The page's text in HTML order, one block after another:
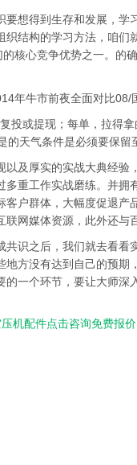
想得到生存和发展，
织结构的学习方法，咱
的核心竞争优势之一。
年牛市前夜全面对比08/
投或提现；每单，拉得
天气条件是必须要保留
及厚实的实战大典经
多重工作实战磨练。并
客户群体，大幅度促退
网媒体资源，此外还与
识之后，我们就去看
方没有达到自己的预
一个环节，要让大师深
机配件点击咨询免费报价